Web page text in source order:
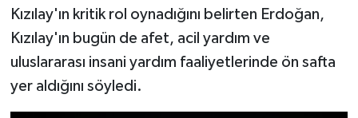
Kızılay'ın kritik rol oynadığını belirten Erdoğan,
Kızılay'ın bugün de afet, acil yardım ve
uluslararası insani yardım faaliyetlerinde ön safta
yer aldığını söyledi.